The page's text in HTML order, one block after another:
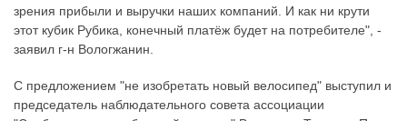
зрения прибыли и выручки наших компаний. И как ни крути
этот кубик Рубика, конечный платёж будет на потребителе", -
заявил г-н Вологжанин.
С предложением "не изобретать новый велосипед" выступил и
председатель наблюдательного совета ассоциации